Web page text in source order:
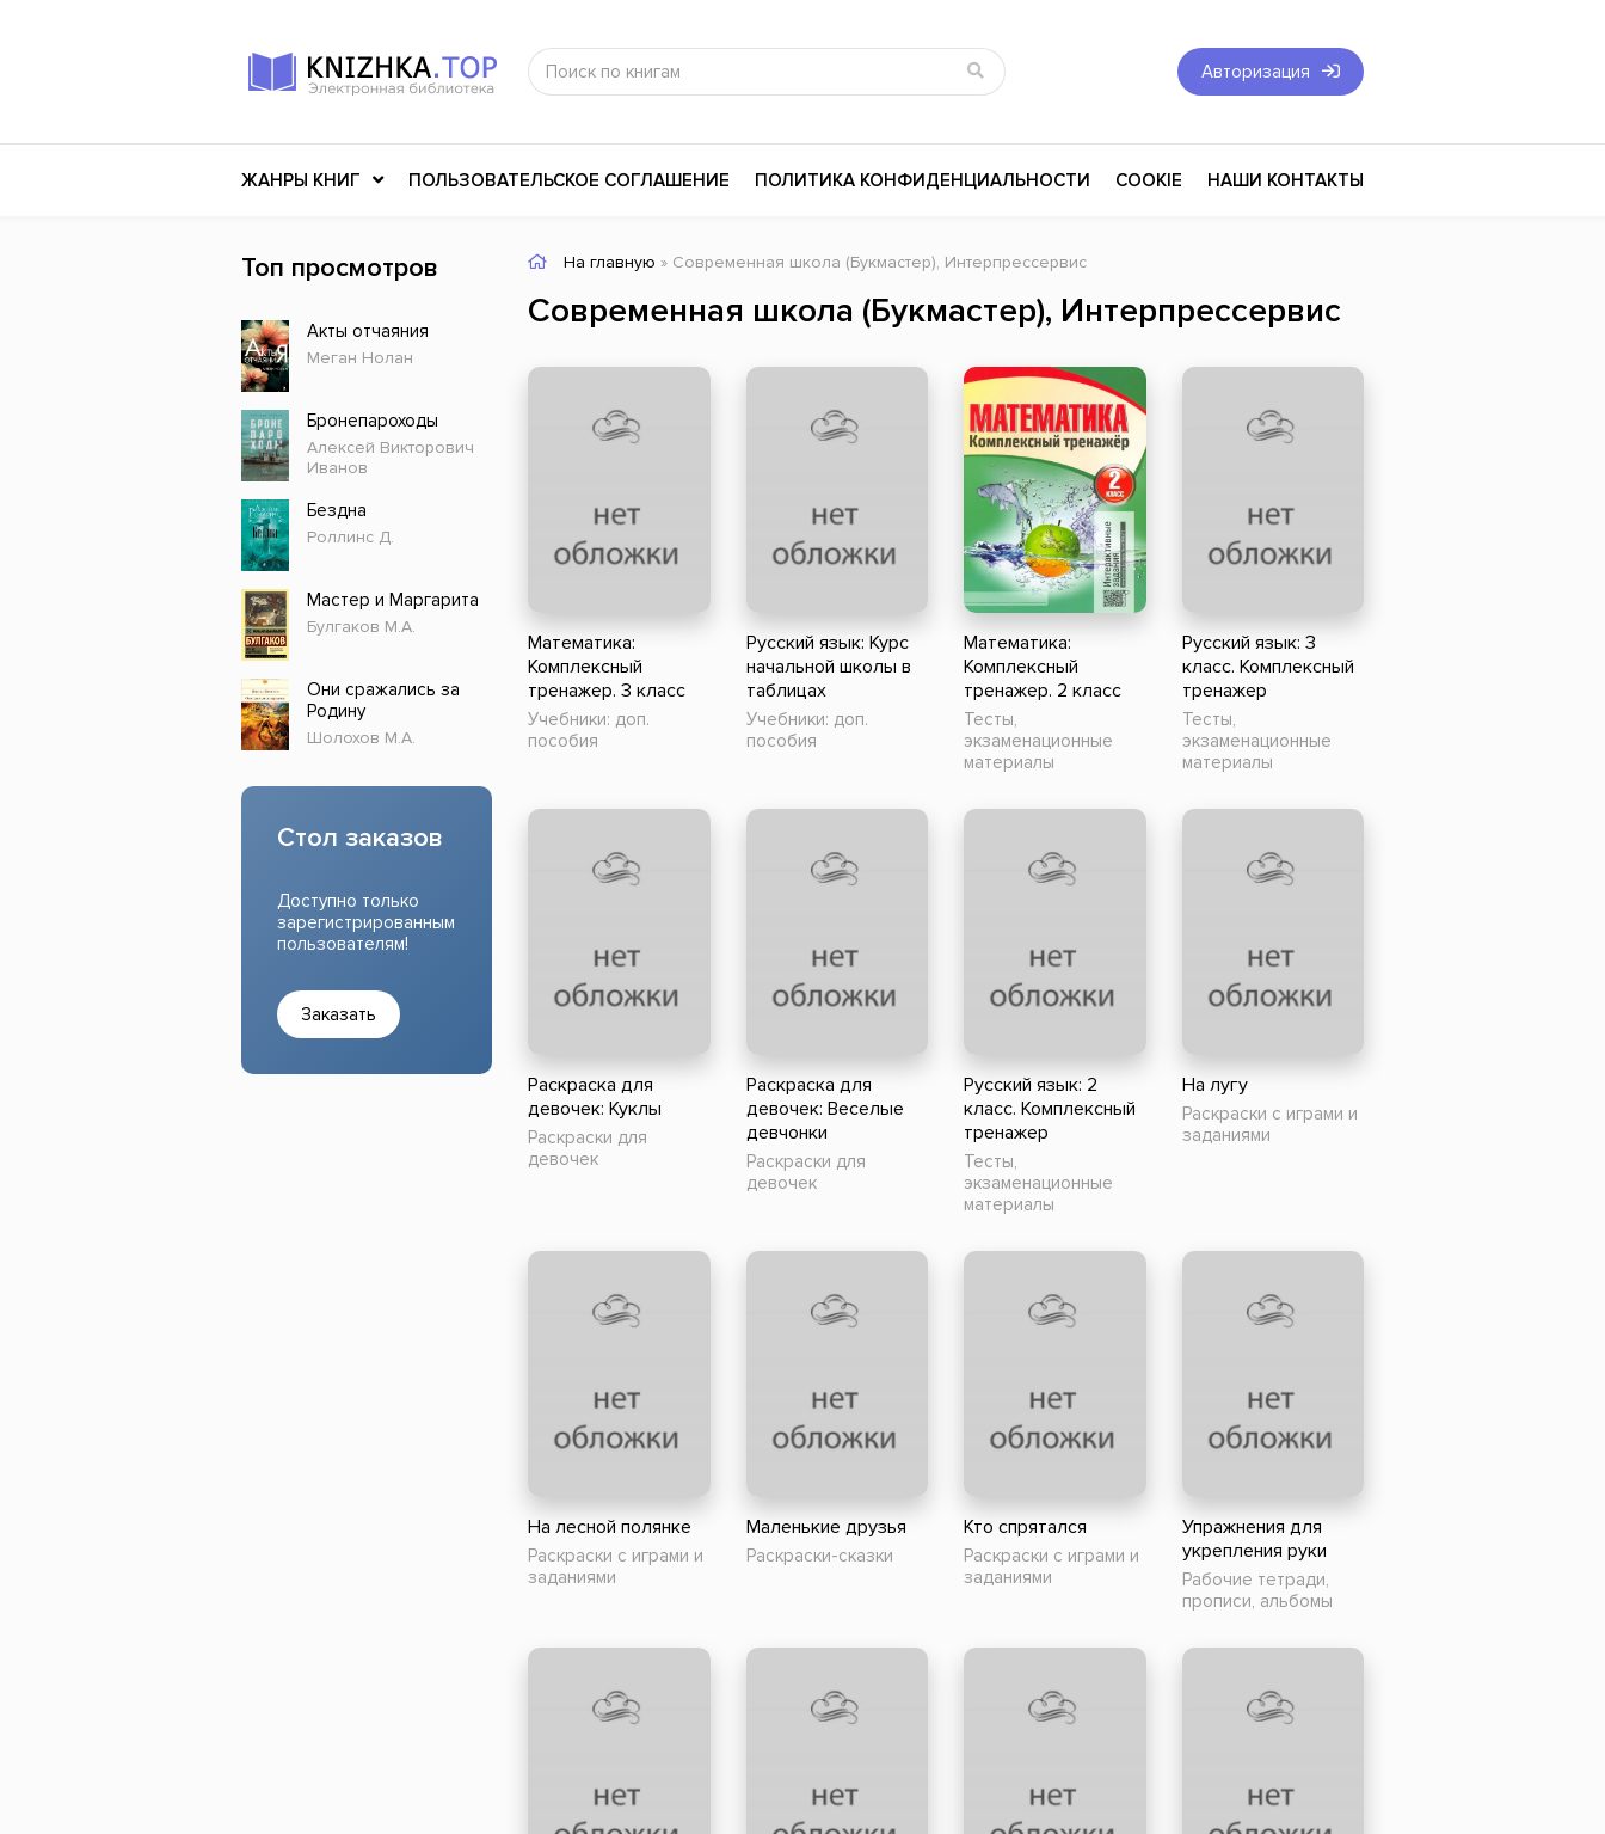
Авторизация
ЖАНРЫ КНИГ
Российское искусство
Детективы
Детские книги
История
Разное
Прочие издания
Медицина и здоровье
Мифы
Мемуары и Биография
Научная литература
Учебники
Религия
Справочники
Научные издания
Приключения
Современная проза
История России
Внутренняя политика
Юмор и сатира
Философия
Эротика
Эзотерика
Экономика
Юриспруденция
Российский боевик
ПОЛЬЗОВАТЕЛЬСКОЕ СОГЛАШЕНИЕ ПОЛИТИКА КОНФИДЕНЦИАЛЬНОСТИ COOKIE НАШИ КОНТАКТЫ
На главную » Современная школа (Букмастер), Интерпрессервис
Современная школа (Букмастер), Интерпрессервис
Математика:
Комплексный
тренажер. 3 класс
Учебники: доп.
пособия
Русский язык: Курс
начальной школы в
таблицах
Учебники: доп.
пособия
Математика:
Комплексный
тренажер. 2 класс
Тесты,
экзаменационные
материалы
Русский язык: 3
класс. Комплексный
тренажер
Тесты,
экзаменационные
материалы
Раскраска для
девочек: Куклы
Раскраски для
девочек
Раскраска для
девочек: Веселые
девчонки
Раскраски для
девочек
Русский язык: 2
класс. Комплексный
тренажер
Тесты,
экзаменационные
материалы
На лугу
Раскраски с играми и
заданиями
На лесной полянке
Раскраски с играми и
заданиями
Маленькие друзья
Раскраски-сказки
Кто спрятался
Раскраски с играми и
заданиями
Упражнения для
укрепления руки
Рабочие тетради,
прописи, альбомы
Топ просмотров
Акты отчаяния
Меган Нолан
Бронепароходы
Алексей Викторович
Иванов
Бездна
Роллинс Д.
Мастер и Маргарита
Булгаков М.А.
Они сражались за
Родину
Шолохов М.А.
Стол заказов
Доступно только
зарегистрированным
пользователям!
Заказать